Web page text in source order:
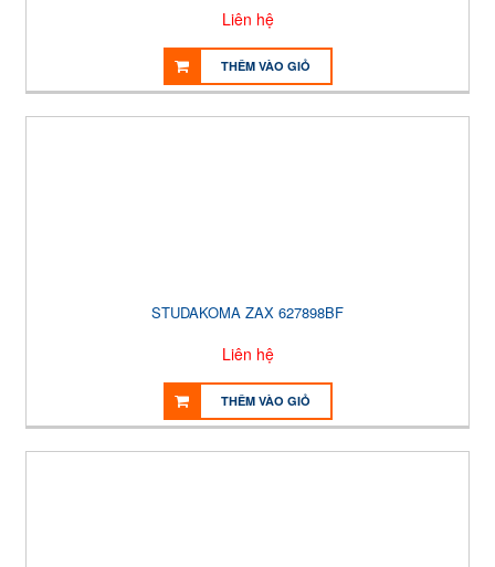
Liên hệ
THÊM VÀO GIỎ
STUDAKOMA ZAX 627898BF
Liên hệ
THÊM VÀO GIỎ